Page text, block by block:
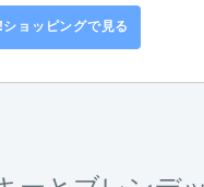
ョッピングで見る